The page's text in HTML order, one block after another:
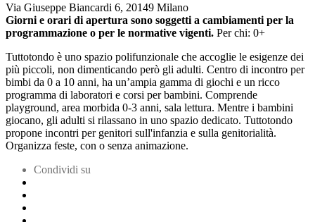
Via Giuseppe Biancardi 6, 20149 Milano
Giorni e orari di apertura sono soggetti a cambiamenti per la
programmazione o per le normative vigenti. Per chi: 0+
Tuttotondo è uno spazio polifunzionale che accoglie le esigenze dei
più piccoli, non dimenticando però gli adulti. Centro di incontro per
bimbi da 0 a 10 anni, ha un’ampia gamma di giochi e un ricco
programma di laboratori e corsi per bambini. Comprende
playground, area morbida 0-3 anni, sala lettura. Mentre i bambini
giocano, gli adulti si rilassano in uno spazio dedicato. Tuttotondo
propone incontri per genitori sull'infanzia e sulla genitorialità.
Organizza feste, con o senza animazione.
Condividi su